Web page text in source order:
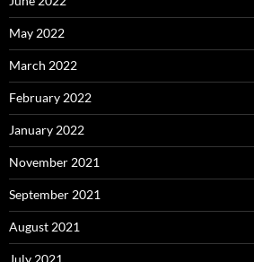
May 2022
March 2022
February 2022
January 2022
November 2021
September 2021
August 2021
July 2021